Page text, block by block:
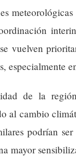
vuelven
de la
al cambio
podrían ser
mayor